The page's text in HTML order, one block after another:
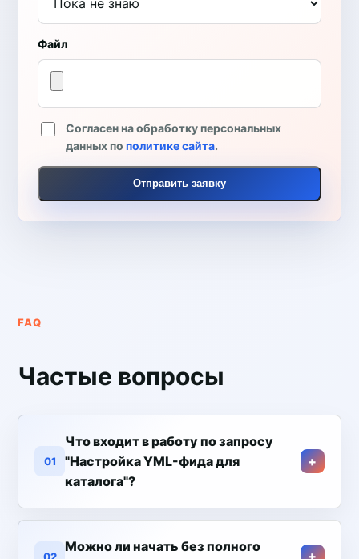
Файл
Согласен на обработку персональных
данных пополитике сайта.
Отправить заявку
FAQ
Частые вопросы
01
Что входит в работу по запросу
"Настройка YML-фида для
каталога"?
02
Можно ли начать без полного